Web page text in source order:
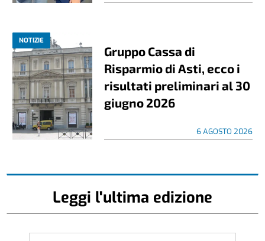
NOTIZIE
Gruppo Cassa di
Risparmio di Asti, ecco i
risultati preliminari al 30
giugno 2026
6 AGOSTO 2026
Leggi l'ultima edizione